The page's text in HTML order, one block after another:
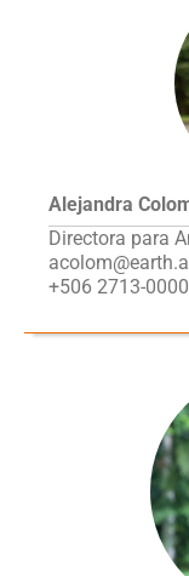
Alejandra
Directora para
+506 2713-0000